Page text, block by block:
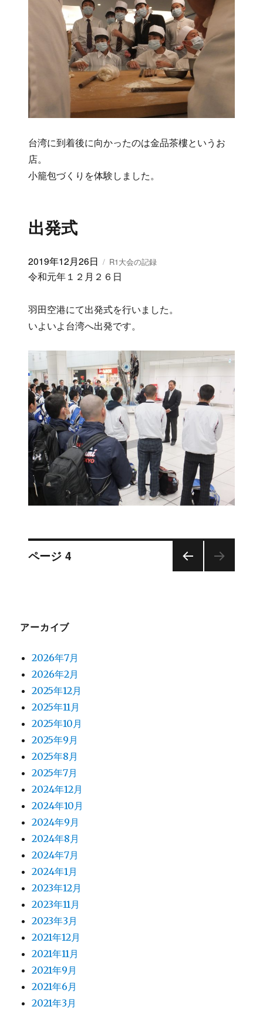
台湾に到着後に向かったのは金品茶樓というお
店。
小籠包づくりを体験しました。
出発式
投
稿
日:
2019年12月26日
カ
テ
ゴ
ー
R1大会の記録
令和元年１２月２６日
羽田空港にて出発式を行いました。
いよいよ台湾へ出発です。
投
ゲ
ー
シ
ョ
ン
ページ 4
アーカイブ
2026年7月
2026年2月
2025年12月
2025年11月
2025年10月
2025年9月
2025年8月
2025年7月
2024年12月
2024年10月
2024年9月
2024年8月
2024年7月
2024年1月
2023年12月
2023年11月
2023年3月
2021年12月
2021年11月
2021年9月
2021年6月
2021年3月